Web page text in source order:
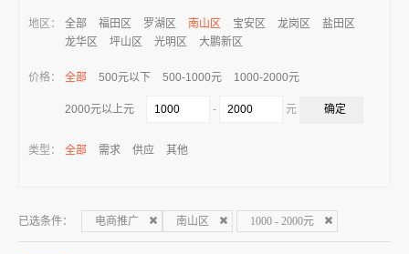
地区： 全部 福田区 罗湖区 南山区 宝安区 龙岗区
盐田区
龙华区
坪山区 光明区 大鹏新区
价格： 全部 500元以下 500-1000元 1000-2000元
2000元以上元 - 元
类型： 全部 需求 供应 其他
已选条件： 电商推广 南山区 1000 - 2000元